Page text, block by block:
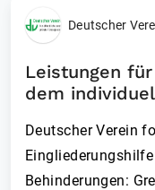
Leistungen
dem
Deutscher Verein
Behinderungen: